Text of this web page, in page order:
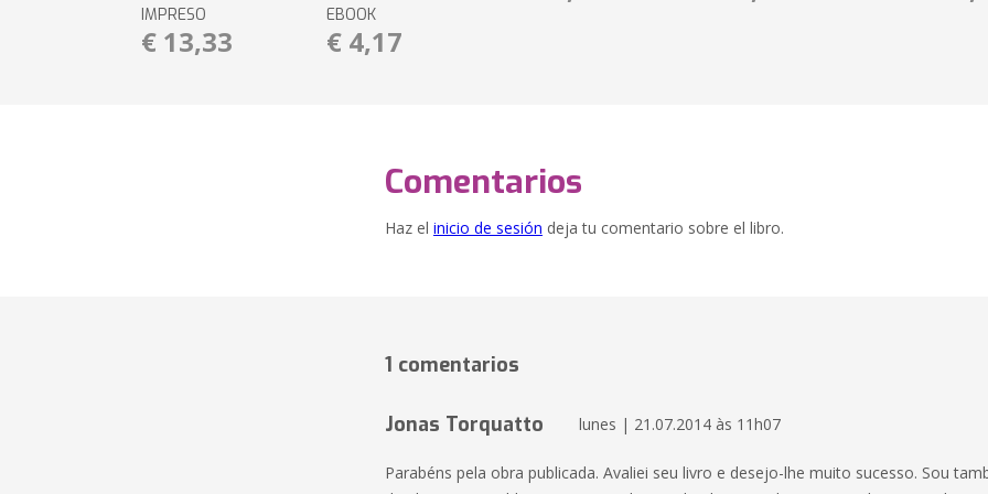
IMPRESO
€ 13,33
EBOOK
€ 4,17
Comentarios
Haz el inicio de sesión deja tu comentario sobre el libro.
1 comentarios
Jonas Torquatto lunes | 21.07.2014 às 11h07
Parabéns pela obra publicada. Avaliei seu livro e desejo-lhe muito sucesso. Sou